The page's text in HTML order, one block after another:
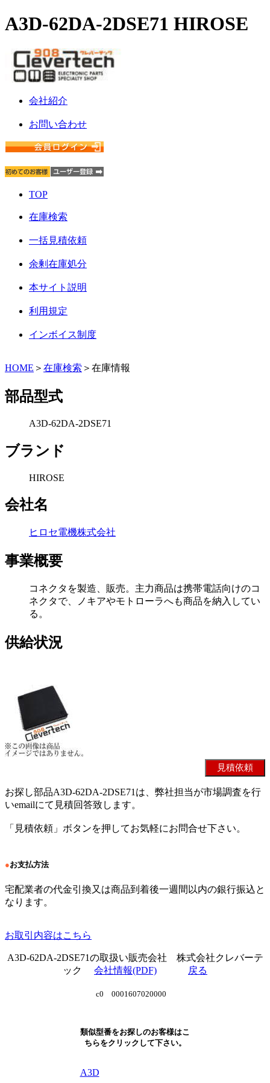
A3D-62DA-2DSE71 HIROSE
会社紹介
お問い合わせ
TOP
在庫検索
一括見積依頼
余剰在庫処分
本サイト説明
利用規定
インボイス制度
HOME ＞ 在庫検索 ＞在庫情報
部品型式
A3D-62DA-2DSE71
ブランド
HIROSE
会社名
ヒロセ電機株式会社
事業概要
コネクタを製造、販売。主力商品は携帯電話向けのコ
ネクタで、ノキアやモトローラへも商品を納入してい
る。
供給状況
お探し部品A3D-62DA-2DSE71は、弊社担当が市場調査を行
いemailにて見積回答致します。
「見積依頼」ボタンを押してお気軽にお問合せ下さい。
●お支払方法
宅配業者の代金引換又は商品到着後一週間以内の銀行振込と
なります。
お取引内容はこちら
A3D-62DA-2DSE71の取扱い販売会社 株式会社クレバーテ
ック 会社情報(PDF) 戻る
c0 0001607020000
類似型番をお探しのお客様はこ
ちらをクリックして下さい。
A3D